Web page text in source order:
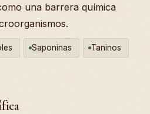
una barrera química
Saponinas Taninos